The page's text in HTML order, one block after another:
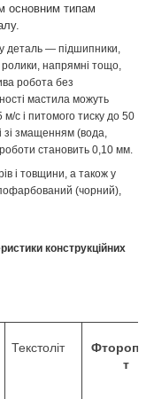
основним типам
деталь — підшипники,
напрямні тощо,
робота без
мастила можуть
с і питомого тиску до 50
зі змащенням (вода,
становить 0,10 мм.
і товщини, а також у
(чорний),
конструкційних
Текстоліт
т